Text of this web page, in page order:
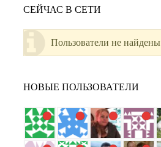
СЕЙЧАС В СЕТИ
Пользователи не найдены
НОВЫЕ ПОЛЬЗОВАТЕЛИ